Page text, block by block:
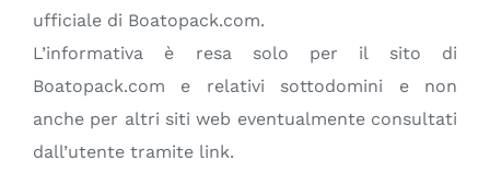
ufficiale di Boatopack.com.
L’informativa è resa solo per il sito di
Boatopack.com e relativi sottodomini e non
anche per altri siti web eventualmente consultati
dall’utente tramite link.